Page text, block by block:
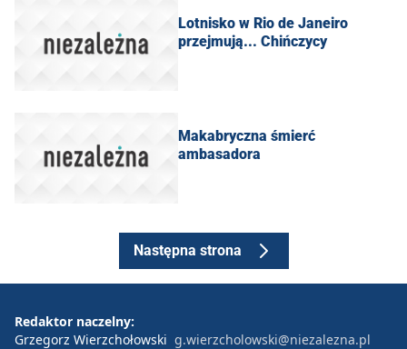
Lotnisko w Rio de Janeiro
przejmują... Chińczycy
Makabryczna śmierć
ambasadora
Następna strona
Redaktor naczelny:
Grzegorz Wierzchołowski g.wierzcholowski@niezalezna.pl